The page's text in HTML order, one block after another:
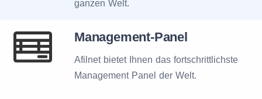
ganzen Welt.
Management-Panel
Afilnet bietet Ihnen das fortschrittlichste
Management Panel der Welt.